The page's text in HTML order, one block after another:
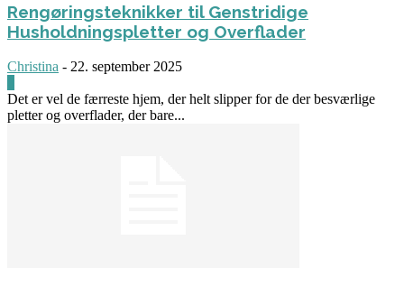
Rengøringsteknikker til Genstridige
Husholdningspletter og Overflader
Christina - 22. september 2025
Det er vel de færreste hjem, der helt slipper for de der besværlige
pletter og overflader, der bare...